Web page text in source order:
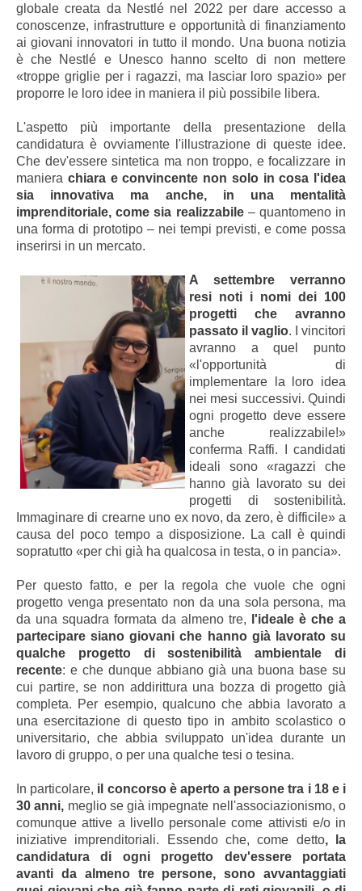
globale creata da Nestlé nel 2022 per dare accesso a
conoscenze, infrastrutture e opportunità di finanziamento
ai giovani innovatori in tutto il mondo. Una buona notizia
è che Nestlé e Unesco hanno scelto di non mettere
«troppe griglie per i ragazzi, ma lasciar loro spazio» per
proporre le loro idee in maniera il più possibile libera.
L'aspetto più importante della presentazione della
candidatura è ovviamente l'illustrazione di queste idee.
Che dev'essere sintetica ma non troppo, e focalizzare in
maniera chiara e convincente non solo in cosa l'idea
sia innovativa ma anche, in una mentalità
imprenditoriale, come sia realizzabile– quantomeno in
una forma di prototipo – nei tempi previsti, e come possa
inserirsi in un mercato.
A settembre verranno
resi noti i nomi dei 100
progetti che avranno
passato il vaglio. I vincitori
avranno a quel punto
«l'opportunità di
implementare la loro idea
nei mesi successivi. Quindi
ogni progetto deve essere
anche realizzabile!»
conferma Raffi. I candidati
ideali sono «ragazzi che
hanno già lavorato su dei
progetti di sostenibilità.
Immaginare di crearne uno ex novo, da zero, è difficile» a
causa del poco tempo a disposizione. La call è quindi
sopratutto «per chi già ha qualcosa in testa, o in pancia».
Per questo fatto, e per la regola che vuole che ogni
progetto venga presentato non da una sola persona, ma
da una squadra formata da almeno tre, l'ideale è che a
partecipare siano giovani che hanno già lavorato su
qualche progetto di sostenibilità ambientale di
recente: e che dunque abbiano già una buona base su
cui partire, se non addirittura una bozza di progetto già
completa. Per esempio, qualcuno che abbia lavorato a
una esercitazione di questo tipo in ambito scolastico o
universitario, che abbia sviluppato un'idea durante un
lavoro di gruppo, o per una qualche tesi o tesina.
In particolare, il concorso è aperto a persone tra i 18 e i
30 anni, meglio se già impegnate nell'associazionismo, o
comunque attive a livello personale come attivisti e/o in
iniziative imprenditoriali. Essendo che, come detto, la
candidatura di ogni progetto dev'essere portata
avanti da almeno tre persone, sono avvantaggiati